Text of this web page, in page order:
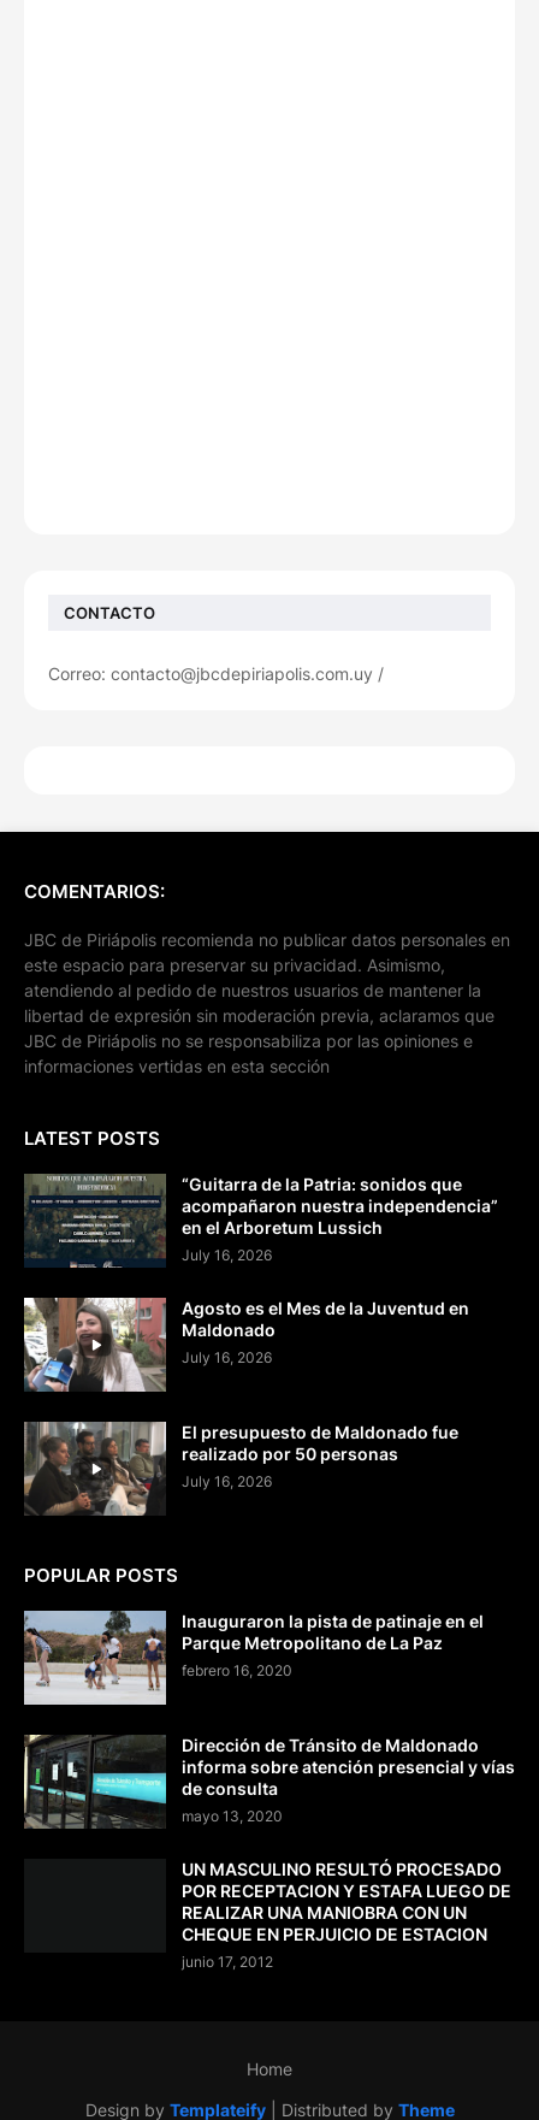
CONTACTO
Correo: contacto@jbcdepiriapolis.com.uy /
COMENTARIOS:
JBC de Piriápolis recomienda no publicar datos personales en
este espacio para preservar su privacidad. Asimismo,
atendiendo al pedido de nuestros usuarios de mantener la
libertad de expresión sin moderación previa, aclaramos que
JBC de Piriápolis no se responsabiliza por las opiniones e
informaciones vertidas en esta sección
LATEST POSTS
“Guitarra de la Patria: sonidos que
acompañaron nuestra independencia”
en el Arboretum Lussich
July 16, 2026
Agosto es el Mes de la Juventud en
Maldonado
July 16, 2026
El presupuesto de Maldonado fue
realizado por 50 personas
July 16, 2026
POPULAR POSTS
Inauguraron la pista de patinaje en el
Parque Metropolitano de La Paz
febrero 16, 2020
Dirección de Tránsito de Maldonado
informa sobre atención presencial y vías
de consulta
mayo 13, 2020
UN MASCULINO RESULTÓ PROCESADO
POR RECEPTACION Y ESTAFA LUEGO DE
REALIZAR UNA MANIOBRA CON UN
CHEQUE EN PERJUICIO DE ESTACION
junio 17, 2012
Design by Templateify| Distributed by Theme
Home